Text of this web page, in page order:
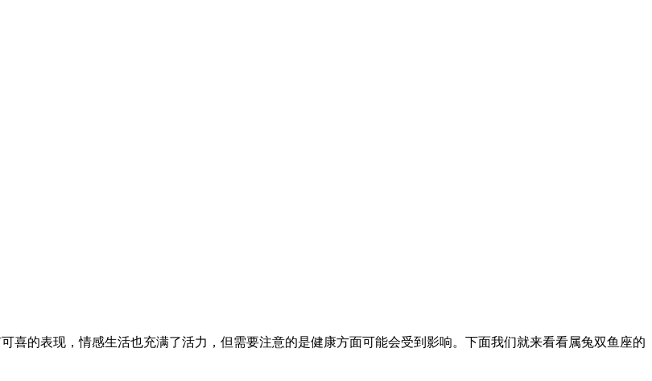
喜的表现，情感生活也充满了活力，但需要注意的是健康方面可能会受到影响。下面我们就来看看属兔双鱼座的